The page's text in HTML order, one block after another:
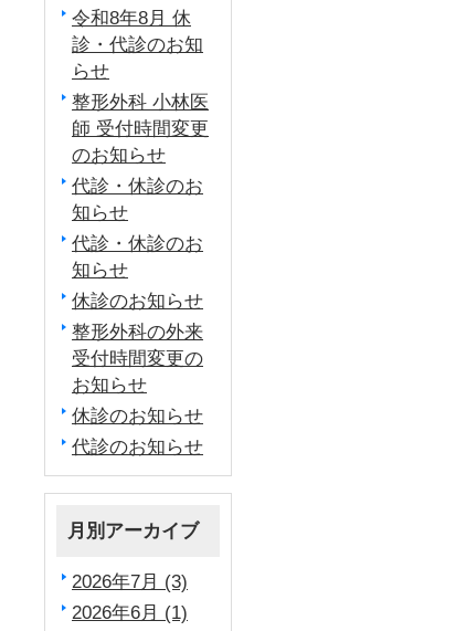
令和8年8月 休
診・代診のお知
らせ
整形外科 小林医
師 受付時間変更
のお知らせ
代診・休診のお
知らせ
代診・休診のお
知らせ
休診のお知らせ
整形外科の外来
受付時間変更の
お知らせ
休診のお知らせ
代診のお知らせ
月別アーカイブ
2026年7月 (3)
2026年6月 (1)